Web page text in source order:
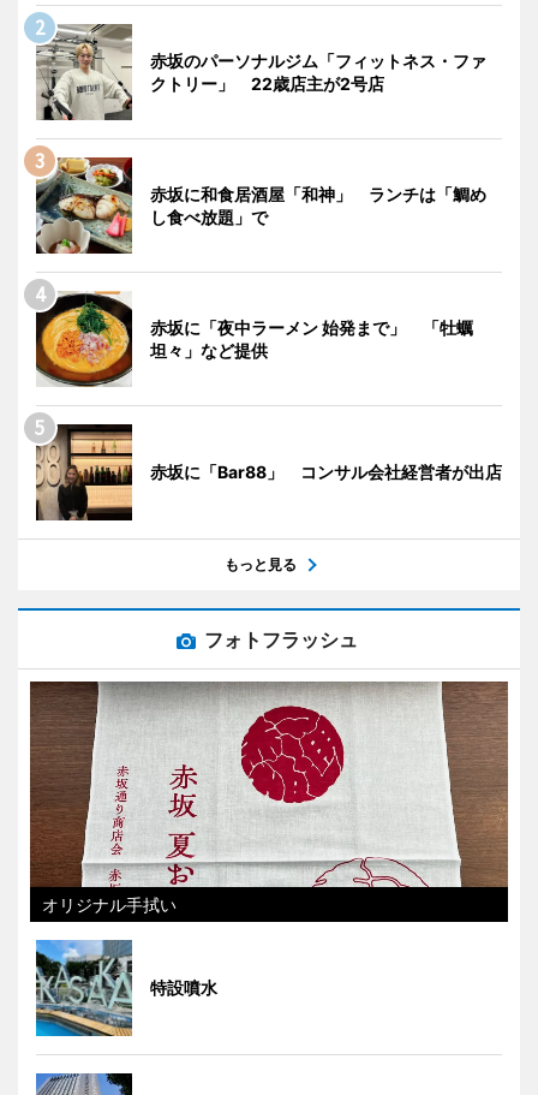
赤坂のパーソナルジム「フィットネス・ファ
クトリー」 22歳店主が2号店
赤坂に和食居酒屋「和神」 ランチは「鯛め
し食べ放題」で
赤坂に「夜中ラーメン 始発まで」 「牡蠣
坦々」など提供
赤坂に「Bar88」 コンサル会社経営者が出店
もっと見る
フォトフラッシュ
オリジナル手拭い
特設噴水